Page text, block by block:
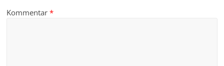
Kommentar*